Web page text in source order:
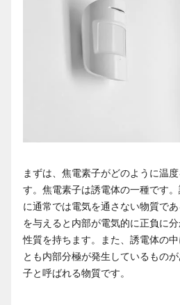
まずは、焦電素子がどのように温
す。焦電素子は誘電体の一種です
に通常では電気を通さない物質で
を与えると内部が電気的に正負に
性質を持ちます。また、誘電体の
とも内部分極が発生しているもの
子と呼ばれる物質です。